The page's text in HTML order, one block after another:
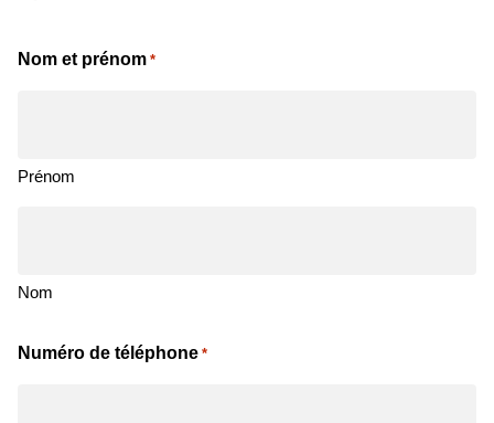
Nom et prénom *
Prénom
Nom
Numéro de téléphone *